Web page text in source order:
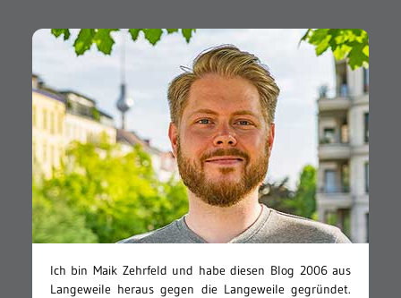
Ich bin Maik Zehrfeld und habe diesen Blog 2006 aus
Langeweile heraus gegen die Langeweile gegründet.